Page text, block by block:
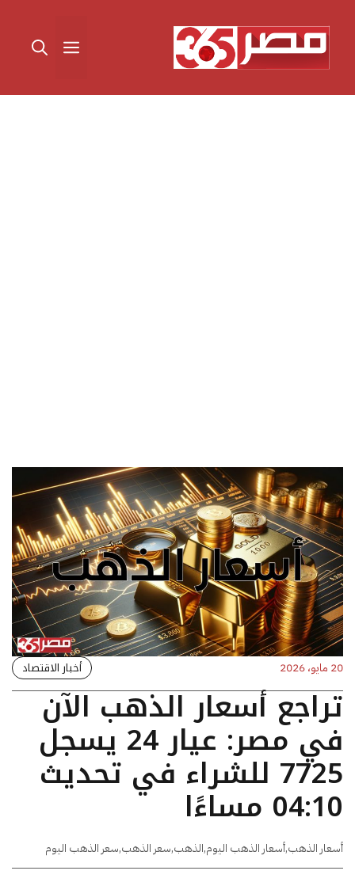
المحتوى القائمة
20 مايو، 2026 أخبار الاقتصاد
تراجع أسعار الذهب الآن
في مصر: عيار 24 يسجل
7725 للشراء في تحديث
04:10 مساءًا
أسعار الذهب,أسعار الذهب اليوم,الذهب,سعر الذهب,سعر الذهب اليوم